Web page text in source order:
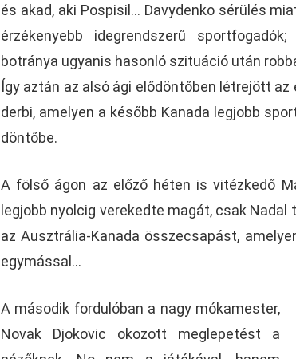
és akad, aki Pospisil… Davydenko sérülés
érzékenyebb idegrendszerű
botránya ugyanis hasonló szituáció után
Így aztán az alsó ági elődöntőben létrejött
derbi, amelyen a később Kanada legjobb
döntőbe.
A fölső ágon az előző héten is vitézkedő
legjobb nyolcig verekedte magát, csak Nadal
az Ausztrália-Kanada összecsapást,
egymással…
A második fordulóban a nagy mókamester,
Novak Djokovic okozott meglepetést a